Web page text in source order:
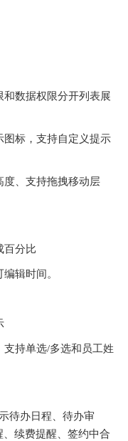
和数据权限分开列表展
图标，支持自定义提示
度、支持拖拽移动层
百分比
辑时间。
持单选/多选和员工姓
待办日程、待办审
续费提醒、签约中合